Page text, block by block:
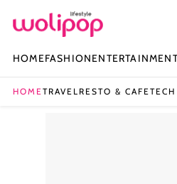
HOMEFASHION
HOMETRAVEL RESTO & CAFE